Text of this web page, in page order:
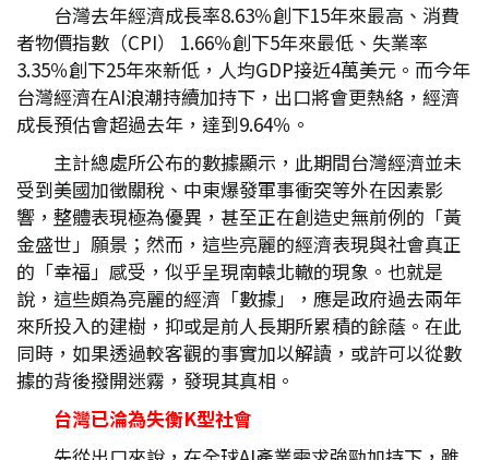
台灣去年經濟成長率8.63％創下15年來最高、消費
者物價指數（CPI） 1.66％創下5年來最低、失業率
3.35％創下25年來新低，人均GDP接近4萬美元。而今年
台灣經濟在AI浪潮持續加持下，出口將會更熱絡，經濟
成長預估會超過去年，達到9.64％。
主計總處所公布的數據顯示，此期間台灣經濟並未
受到美國加徵關稅、中東爆發軍事衝突等外在因素影
響，整體表現極為優異，甚至正在創造史無前例的「黃
金盛世」願景；然而，這些亮麗的經濟表現與社會真正
的「幸福」感受，似乎呈現南轅北轍的現象。也就是
說，這些頗為亮麗的經濟「數據」，應是政府過去兩年
來所投入的建樹，抑或是前人長期所累積的餘蔭。在此
同時，如果透過較客觀的事實加以解讀，或許可以從數
據的背後撥開迷霧，發現其真相。
台灣已淪為失衡K型社會